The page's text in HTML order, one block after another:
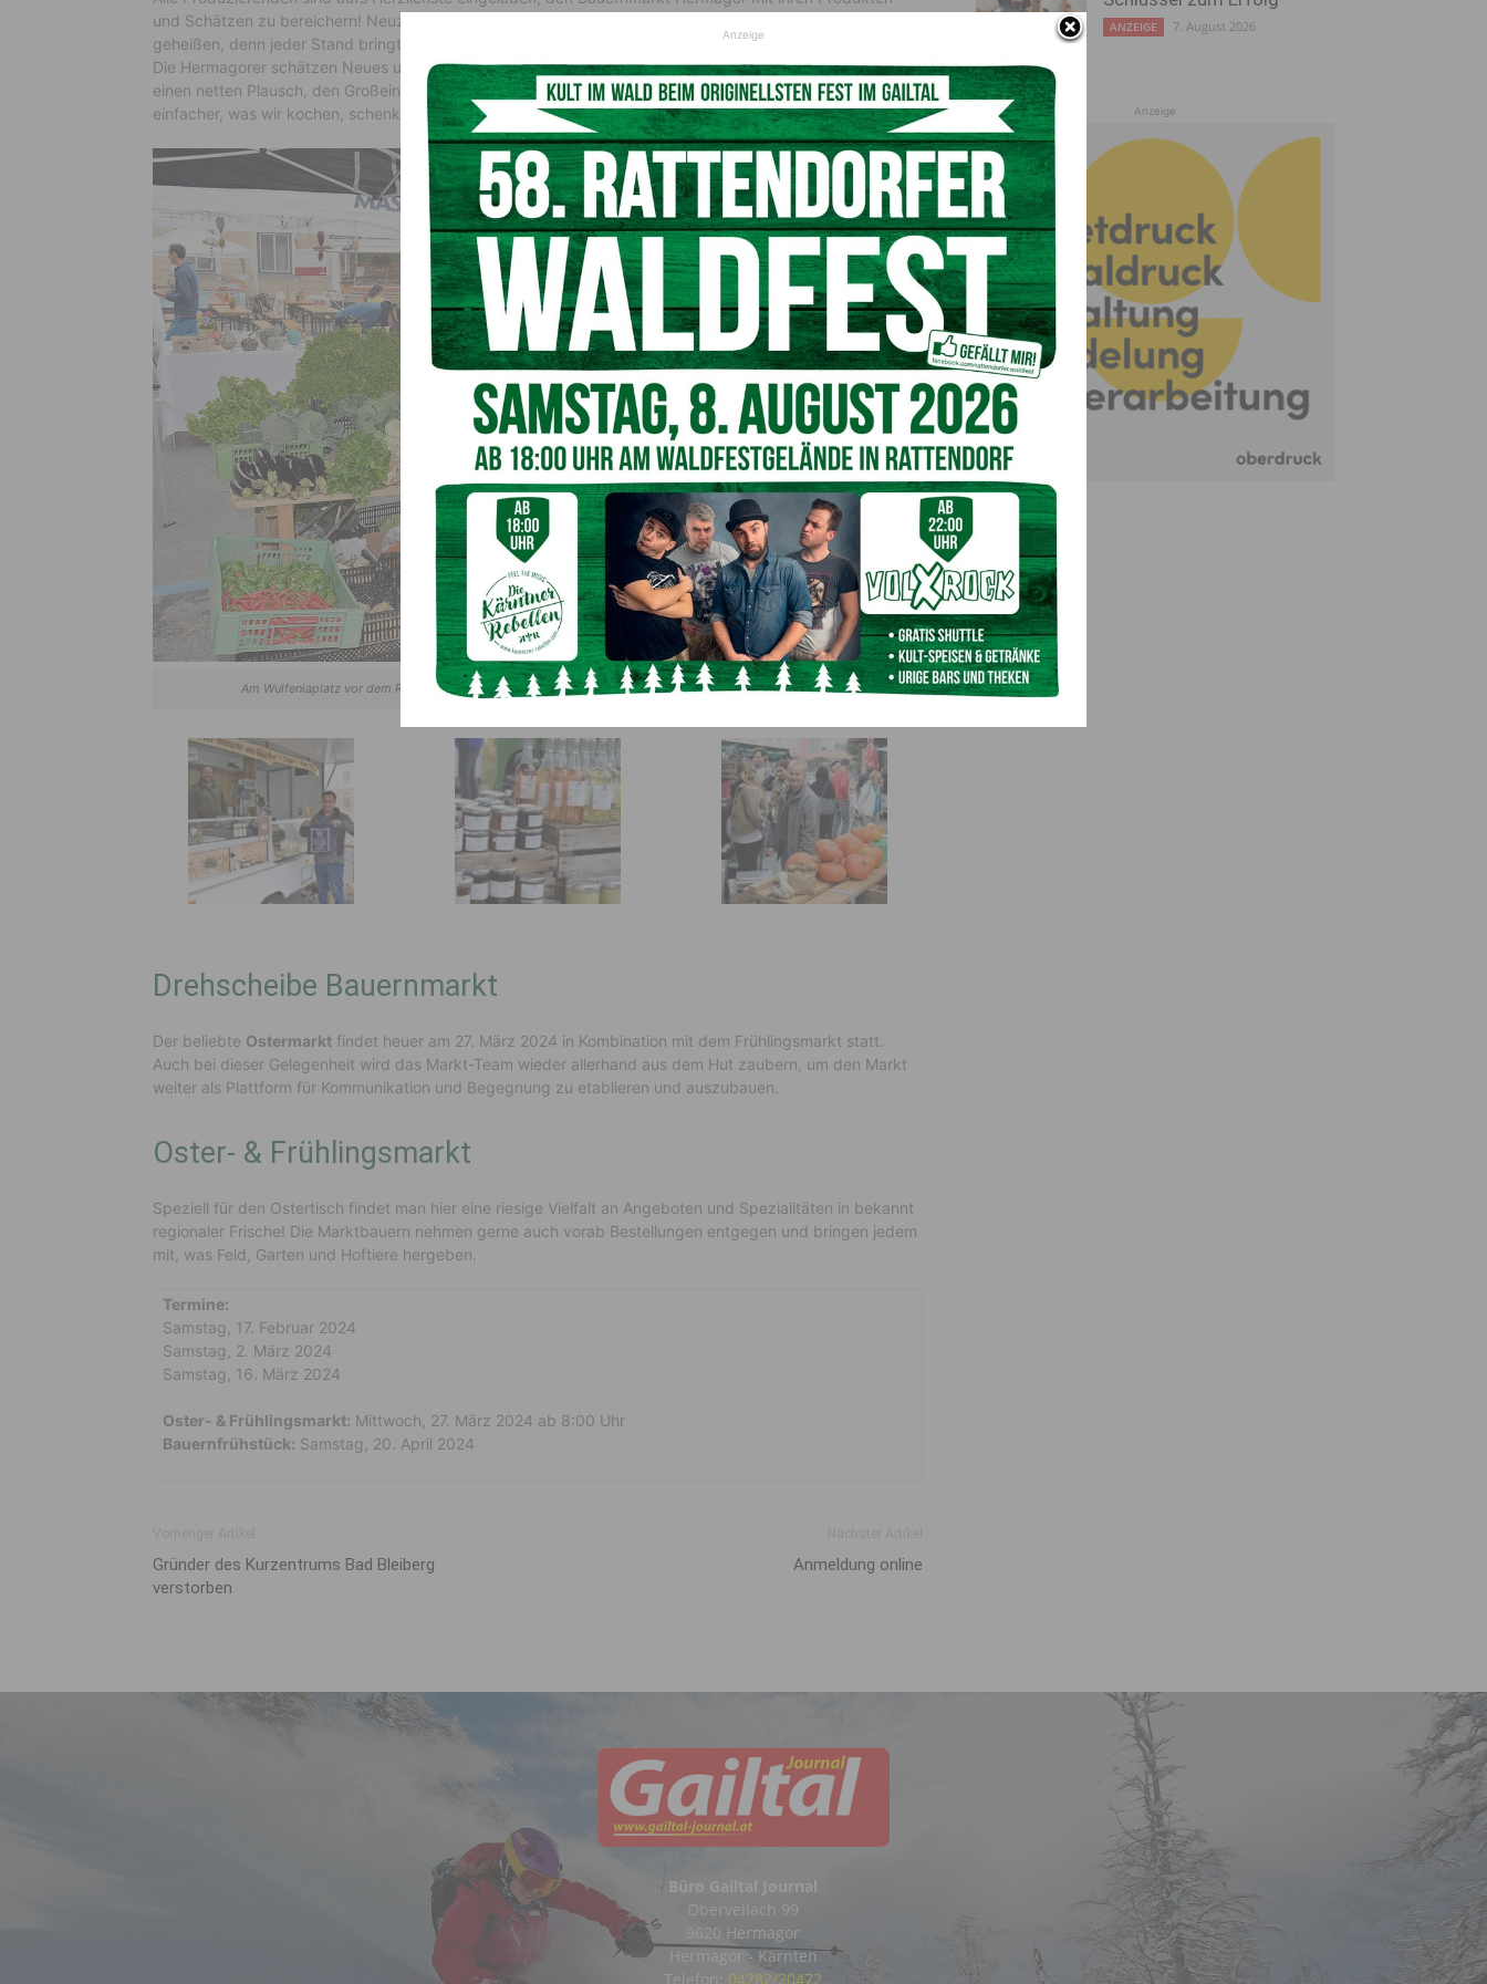
und Schätzen zu bereichern! Neuzugänge werden freundschaftlich in der Marktgemeinschaft willkommen
geheißen, denn jeder Stand bringt neue Vielfalt auf den Marktplatz. Egal ob Kunst oder Naturprodukte:
Die Hermagorer schätzen Neues und treffen sich immer gerne am Bauernmarkt – auf einen Leckerbissen,
einen netten Plausch, den Großeinkauf oder einfach zur Ideenfindung. Gemeinsam überlegt es sich oft
einfacher, was wir kochen, schenken oder wie wir dekorieren könnten!
Am Wulfeniaplatz vor dem Rathaus dreht sich vormittags einfach alles um die heimischen Spezialitäten
Drehscheibe Bauernmarkt
Der beliebte Ostermarkt findet heuer am 27. März 2024 in Kombination mit dem Frühlingsmarkt statt.
Auch bei dieser Gelegenheit wird das Markt-Team wieder allerhand aus dem Hut zaubern, um den Markt
weiter als Plattform für Kommunikation und Begegnung zu etablieren und auszubauen.
Oster- & Frühlingsmarkt
Speziell für den Ostertisch findet man hier eine riesige Vielfalt an Angeboten und Spezialitäten in bekannt
regionaler Frische! Die Marktbauern nehmen gerne auch vorab Bestellungen entgegen und bringen jedem
mit, was Feld, Garten und Hoftiere hergeben.
Termine:
Samstag, 17. Februar 2024
Samstag, 2. März 2024
Samstag, 16. März 2024
Oster- & Frühlingsmarkt: Mittwoch, 27. März 2024 ab 8:00 Uhr
Bauernfrühstück: Samstag, 20. April 2024
Gründer des Kurzentrums Bad Bleiberg
verstorben
Anmeldung online
ANZEIGE 7. August 2026
Anzeige
Büro Gailtal Journal
Obervellach 99
9620 Hermagor
Hermagor - Kärnten
Telefon: 04282/20472
Anzeige